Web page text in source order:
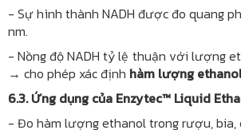
- Sự hình thành NADH được đo quang
nm.
- Nồng độ NADH tỷ lệ thuận với lượng
→ cho phép xác định hàm lượng
6.3. Ứng dụng của Enzytec™ Liquid
- Đo hàm lượng ethanol trong rượu, bia,